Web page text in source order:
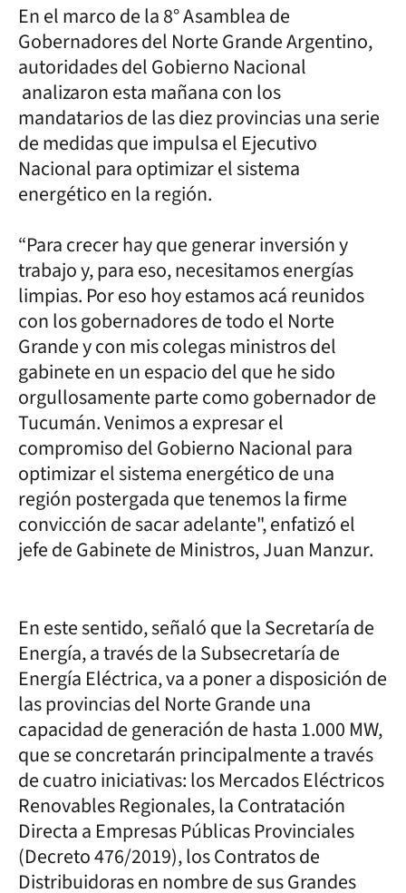
En el marco de la 8° Asamblea de
Gobernadores del Norte Grande Argentino,
autoridades del Gobierno Nacional
analizaron esta mañana con los
mandatarios de las diez provincias una serie
de medidas que impulsa el Ejecutivo
Nacional para optimizar el sistema
energético en la región.
“Para crecer hay que generar inversión y
trabajo y, para eso, necesitamos energías
limpias. Por eso hoy estamos acá reunidos
con los gobernadores de todo el Norte
Grande y con mis colegas ministros del
gabinete en un espacio del que he sido
orgullosamente parte como gobernador de
Tucumán. Venimos a expresar el
compromiso del Gobierno Nacional para
optimizar el sistema energético de una
región postergada que tenemos la firme
convicción de sacar adelante", enfatizó el
jefe de Gabinete de Ministros, Juan Manzur.
En este sentido, señaló que la Secretaría de
Energía, a través de la Subsecretaría de
Energía Eléctrica, va a poner a disposición de
las provincias del Norte Grande una
capacidad de generación de hasta 1.000 MW,
que se concretarán principalmente a través
de cuatro iniciativas: los Mercados Eléctricos
Renovables Regionales, la Contratación
Directa a Empresas Públicas Provinciales
(Decreto 476/2019), los Contratos de
Distribuidoras en nombre de sus Grandes